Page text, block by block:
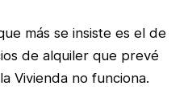
más se insiste es el de
de alquiler que prevé
Vivienda no funciona.